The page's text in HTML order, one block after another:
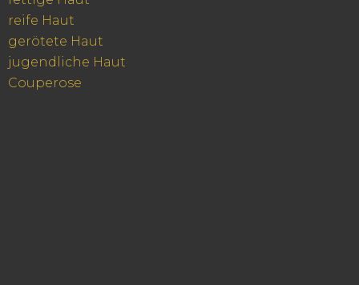
reife Haut
gerötete Haut
jugendliche Haut
Couperose